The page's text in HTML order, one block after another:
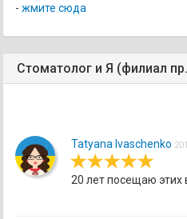
- жмите сюда
Стоматолог и Я (филиал
Tatyana Ivaschenko
20 лет посещаю этих